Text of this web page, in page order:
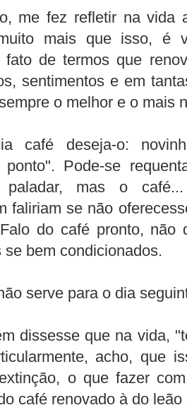
me fez refletir na vida
mais que isso, é
fato de termos que
sentimentos e em
o melhor e o mais
café deseja-o:
Pode-se
paladar, mas o
faliriam se não
do café pronto, não
se bem condicionados.
serve para o dia
dissesse que na vida,
acho, que
o que fazer
café renovado à do